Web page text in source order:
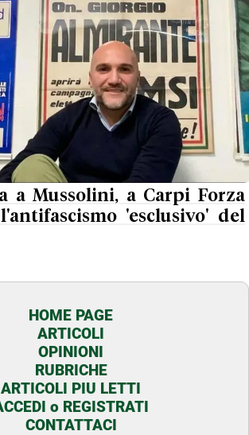
a Mussolini, a Carpi Forza
'esclusivo' del
HOME PAGE
ARTICOLI
OPINIONI
RUBRICHE
ARTICOLI PIU LETTI
o REGISTRATI
CONTATTACI